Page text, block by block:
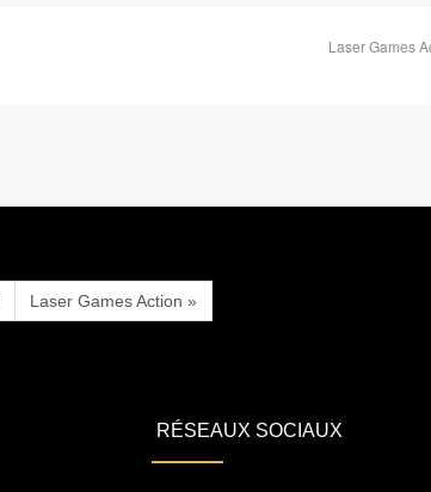
Laser Games
Laser Games Action »
RÉSEAUX SOCIAUX